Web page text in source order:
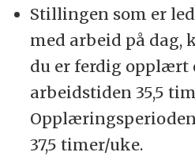
Stillingen som er
med arbeid på dag,
du er ferdig opplært
arbeidstiden 35,5
37,5 timer/uke.